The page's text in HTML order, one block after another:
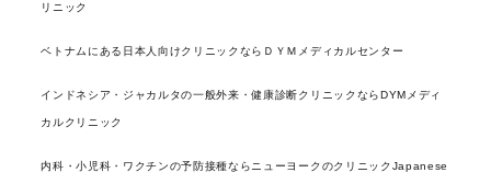
リニック
ベトナムにある日本人向けクリニックならＤＹＭメディカルセンター
インドネシア・ジャカルタの一般外来・健康診断クリニックならDYMメディ
カルクリニック
内科・小児科・ワクチンの予防接種ならニューヨークのクリニックJapanese